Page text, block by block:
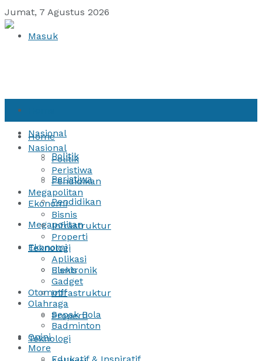
Jumat, 7 Agustus 2026
Masuk
Nasional
Politik
Peristiwa
Pendidikan
Megapolitan
Ekonomi
Bisnis
Infrastruktur
Properti
Teknologi
Home
Nasional
Politik
Peristiwa
Pendidikan
Megapolitan
Ekonomi
Bisnis
Infrastruktur
Properti
Teknologi
Aplikasi
Elektronik
Gadget
Otomotif
Olahraga
Sepak Bola
Badminton
Opini
More